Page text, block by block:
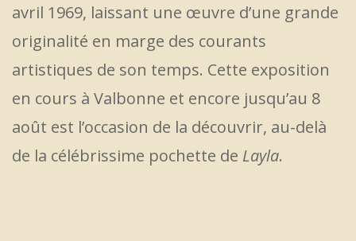
avril 1969, laissant une œuvre d’une grande
originalité en marge des courants
artistiques de son temps. Cette exposition
en cours à Valbonne et encore jusqu’au 8
août est l’occasion de la découvrir, au-delà
de la célébrissime pochette de Layla.